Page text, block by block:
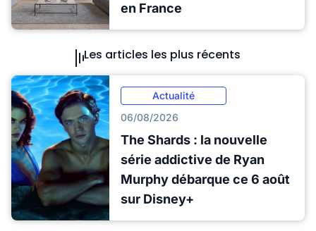
en France
Les articles les plus récents
Actualité
06/08/2026
The Shards : la nouvelle
série addictive de Ryan
Murphy débarque ce 6 août
sur Disney+